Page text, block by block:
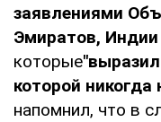
заявлениями
Эмиратов,
которые
которой
напомнил, что в